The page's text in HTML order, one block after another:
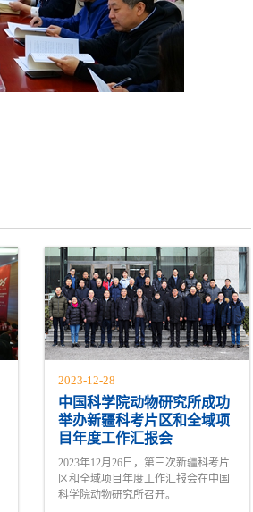
2023-12-28
中国科学院动物研究所成功
举办新疆科考片区和全域项
目年度工作汇报会
2023年12月26日，第三次新疆科考片
区和全域项目年度工作汇报会在中国
科学院动物研究所召开。